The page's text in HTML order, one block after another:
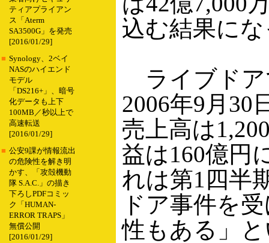
ティアプライアン
ス「Aterm
SA3500G」を発売
[2016/01/29]
■ Synology、2ベイ
NASのハイエンド
モデル
「DS216+」、暗号
化データも上下
100MB／秒以上で
高速転送
[2016/01/29]
■ 公安9課が情報流出
の危険性を解き明
かす、「攻殻機動
隊 S.A.C.」の描き
下ろしPDFコミッ
ク「HUMAN-
ERROR TRAPS」
無償公開
[2016/01/29]
込む結果に
ライブドア
2006年9月30
売上高は
益は160億円
れは第1四半
ドア事件を
性もある」